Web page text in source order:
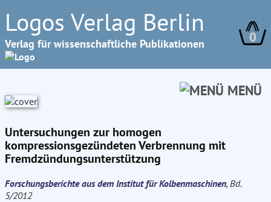
Logos Verlag Berlin
Verlag für wissenschaftliche Publikationen 0
MENÜ
Untersuchungen zur homogen
kompressionsgezündeten Verbrennung mit
Fremdzündungsunterstützung
Forschungsberichte aus dem Institut für Kolbenmaschinen, Bd.
5/2012